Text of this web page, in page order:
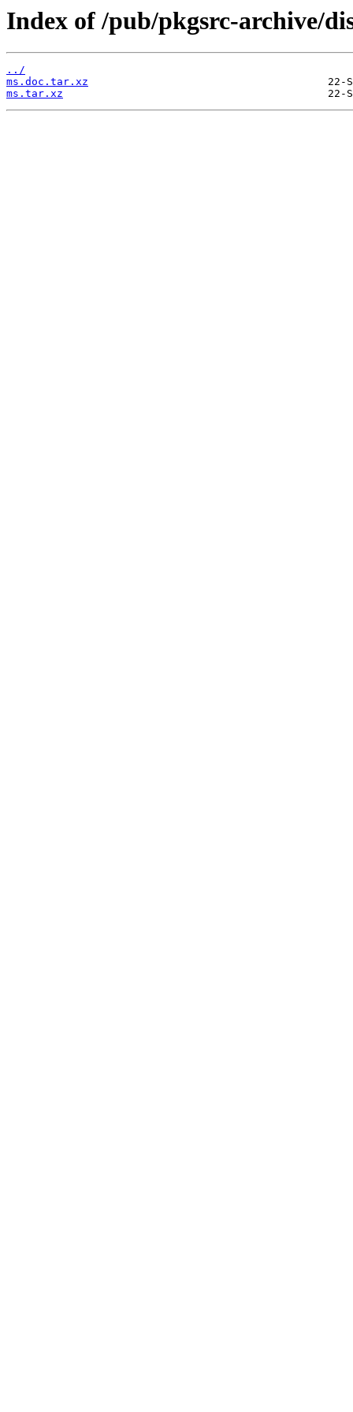
Index of /pub/pkgsrc-archive/
../
ms.doc.tar.xz
ms.tar.xz